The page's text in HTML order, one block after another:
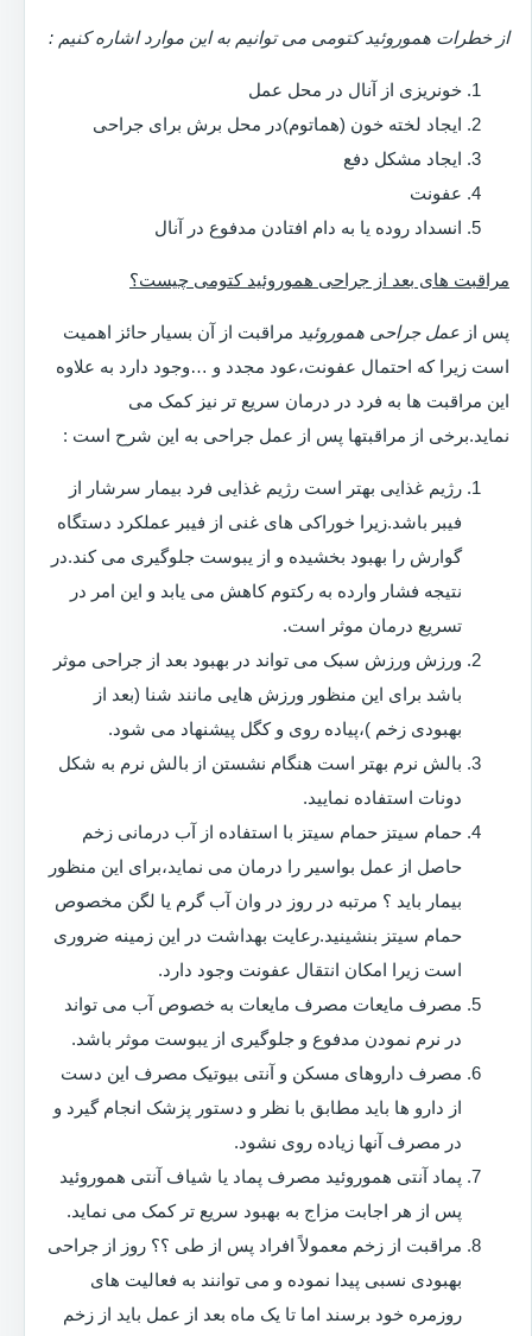
از خطرات هموروئید کتومی می توانیم به این موارد اشاره کنیم :
خونریزی از آنال در محل عمل
ایجاد لخته خون (هماتوم)در محل برش برای جراحی
ایجاد مشکل دفع
عفونت
انسداد روده یا به دام افتادن مدفوع در آنال
مراقبت های بعد از جراحی هموروئید کتومی چیست؟
پس از عمل جراحی هموروئید مراقبت از آن بسیار حائز اهمیت
است زیرا که احتمال عفونت،عود مجدد و …وجود دارد به علاوه
این مراقبت ها به فرد در درمان سریع تر نیز کمک می
نماید.برخی از مراقبتها پس از عمل جراحی به این شرح است :
رژیم غذایی بهتر است رژیم غذایی فرد بیمار سرشار از
فیبر باشد.زیرا خوراکی های غنی از فیبر عملکرد دستگاه
گوارش را بهبود بخشیده و از یبوست جلوگیری می کند.در
نتیجه فشار وارده به رکتوم کاهش می یابد و این امر در
تسریع درمان موثر است.
ورزش ورزش سبک می تواند در بهبود بعد از جراحی موثر
باشد برای این منظور ورزش هایی مانند شنا (بعد از
بهبودی زخم )،پیاده روی و کگل پیشنهاد می شود.
بالش نرم بهتر است هنگام نشستن از بالش نرم به شکل
دونات استفاده نمایید.
حمام سیتز حمام سیتز با استفاده از آب درمانی زخم
حاصل از عمل بواسیر را درمان می نماید،برای این منظور
بیمار باید ؟ مرتبه در روز در وان آب گرم یا لگن مخصوص
حمام سیتز بنشینید.رعایت بهداشت در این زمینه ضروری
است زیرا امکان انتقال عفونت وجود دارد.
مصرف مایعات مصرف مایعات به خصوص آب می تواند
در نرم نمودن مدفوع و جلوگیری از یبوست موثر باشد.
مصرف داروهای مسکن و آنتی بیوتیک مصرف این دست
از دارو ها باید مطابق با نظر و دستور پزشک انجام گیرد و
در مصرف آنها زیاده روی نشود.
پماد آنتی هموروئید مصرف پماد یا شیاف آنتی هموروئید
پس از هر اجابت مزاج به بهبود سریع تر کمک می نماید.
مراقبت از زخم معمولاً افراد پس از طی ؟؟ روز از جراحی
بهبودی نسبی پیدا نموده و می توانند به فعالیت های
روزمره خود برسند اما تا یک ماه بعد از عمل باید از زخم